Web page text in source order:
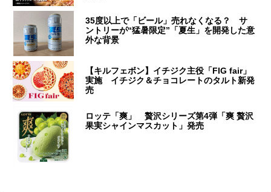
35度以上で「ビール」売れなくなる？ サ
ントリーが“猛暑限定”「夏生」を開発した意
外な背景
【キルフェボン】イチジク主役「FIG fair」
実施 イチジク＆チョコレートのタルト新発
売
ロッテ「爽」 贅沢シリーズ第4弾「爽 贅沢
果実シャインマスカット」発売